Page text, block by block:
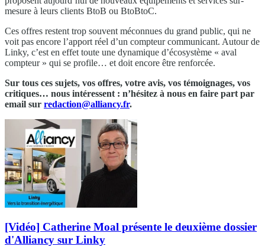
mesure à leurs clients BtoB ou BtoBtoC.
Ces offres restent trop souvent méconnues du grand public, qui ne
voit pas encore l’apport réel d’un compteur communicant. Autour de
Linky, c’est en effet toute une dynamique d’écosystème « aval
compteur » qui se profile… et doit encore être renforcée.
Sur tous ces sujets, vos offres, votre avis, vos témoignages, vos
critiques… nous intéressent : n’hésitez à nous en faire part par
email sur redaction@alliancy.fr.
[Vidéo] Catherine Moal présente le deuxième dossier
d'Alliancy sur Linky